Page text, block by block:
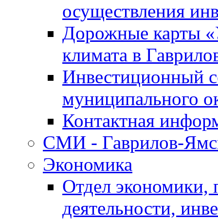
осуществления
Дорожные карты
климата в
Инвестиционный
муниципального
Контактная
СМИ - Гаврилов-
Экономика
Отдел экономики,
деятельности,